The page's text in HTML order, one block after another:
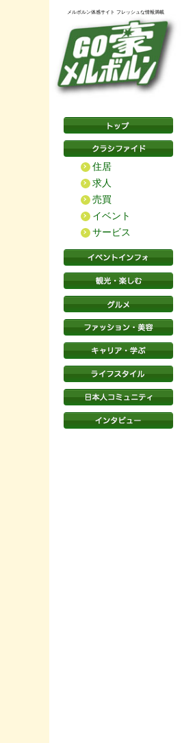
メルボルン体感サイト フレッシュな情報満載
住居
求人
売買
イベント
サービス